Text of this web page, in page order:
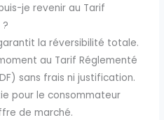
je revenir au Tarif
la réversibilité totale.
au Tarif Réglementé
sans frais ni justification.
pour le consommateur
de marché.